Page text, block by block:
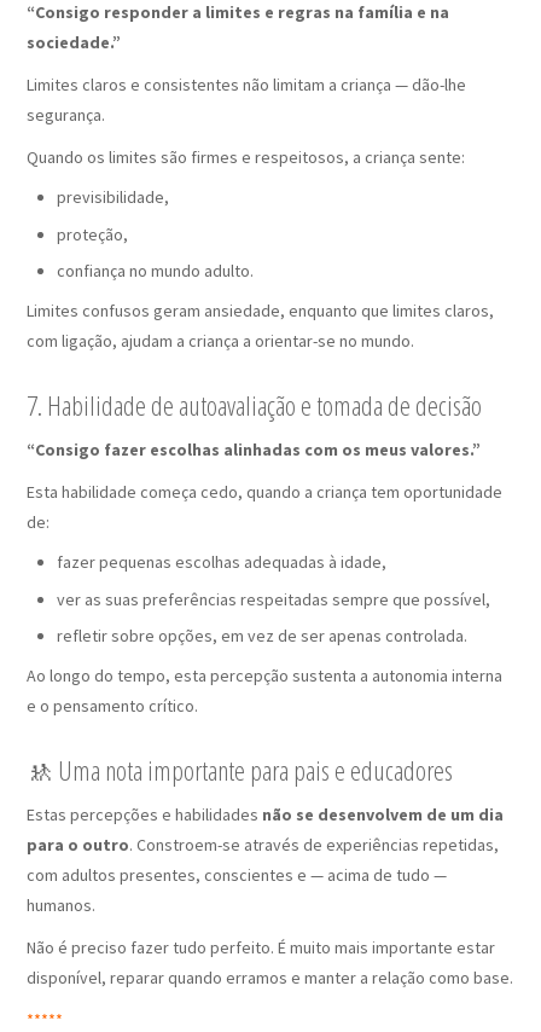
“Consigo responder a limites e regras na família e na
sociedade.”
Limites claros e consistentes não limitam a criança — dão-lhe
segurança.
Quando os limites são firmes e respeitosos, a criança sente:
previsibilidade,
proteção,
confiança no mundo adulto.
Limites confusos geram ansiedade, enquanto que limites claros,
com ligação, ajudam a criança a orientar-se no mundo.
7. Habilidade de autoavaliação e tomada de decisão
“Consigo fazer escolhas alinhadas com os meus valores.”
Esta habilidade começa cedo, quando a criança tem oportunidade
de:
fazer pequenas escolhas adequadas à idade,
ver as suas preferências respeitadas sempre que possível,
refletir sobre opções, em vez de ser apenas controlada.
Ao longo do tempo, esta percepção sustenta a autonomia interna
e o pensamento crítico.
🚸 Uma nota importante para pais e educadores
Estas percepções e habilidades não se desenvolvem de um dia
para o outro. Constroem-se através de experiências repetidas,
com adultos presentes, conscientes e — acima de tudo —
humanos.
Não é preciso fazer tudo perfeito. É muito mais importante estar
disponível, reparar quando erramos e manter a relação como base.
*****